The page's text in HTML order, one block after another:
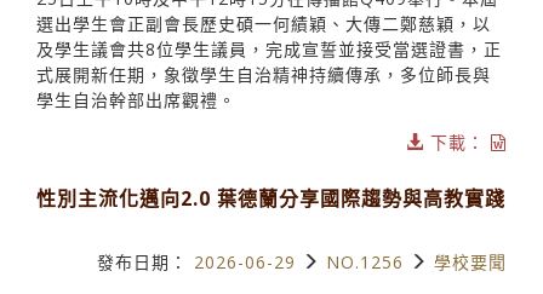
選出學生會正副會長歷史碩一何績穎、大傳二鄭慈穎，以
及學生議會共8位學生議員，完成宣誓並接受當選證書，正
式展開新任期，象徵學生自治精神持續傳承，多位師長與
學生自治幹部出席觀禮。
下載：
性別主流化邁向2.0 葉德蘭分享國際趨勢與高教實踐
發布日期： 2026-06-29 NO.1256 學校要聞